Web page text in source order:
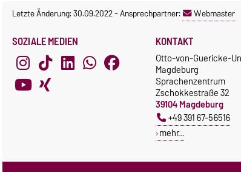
Letzte Änderung: 30.09.2022-Ansprechpartner: Webmaster
SOZIALE MEDIEN KONTAKT
Otto-von-Guericke-
Magdeburg
Sprachenzentrum
Zschokkestraße 32
39104 Magdeburg
+49 391 67-56516
mehr…